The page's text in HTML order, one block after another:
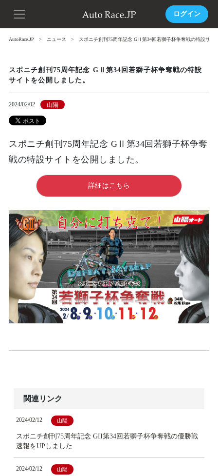
ログイン
AutoRace.JP ニュース スポニチ創刊75周年記念 GⅡ第34回若獅子杯争奪戦の特設サイ
スポニチ創刊75周年記念 GⅡ第34回若獅子杯争奪戦の特設
サイトを公開しました。
2024/02/02 山陽
スポニチ創刊75周年記念 GⅡ第34回若獅子杯争奪
戦の特設サイトを公開しました。
詳細はこちら
関連リンク
2024/02/12 山陽
スポニチ創刊75周年記念 GII第34回若獅子杯争奪戦の優勝戦
速報をUPしました
2024/02/12 山陽